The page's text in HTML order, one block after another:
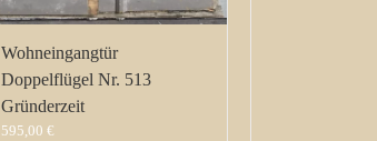
Wohneingangtür
Doppelflügel Nr. 513
Gründerzeit
595,00 €